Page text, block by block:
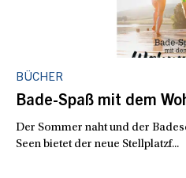
BÜCHER
Bade-Spaß mit dem
Der Sommer naht und der
Seen bietet der neue Stellplatzf...